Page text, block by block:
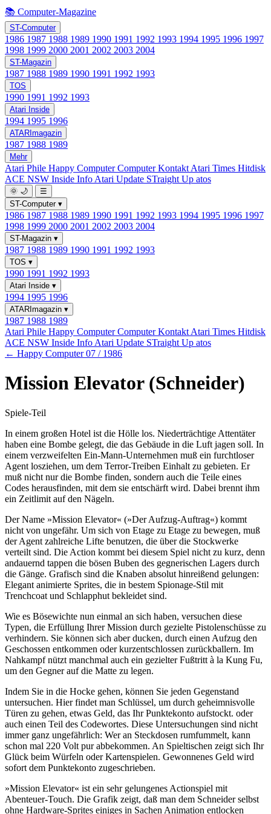
📚 Computer-Magazine
ST-Computer
1986 1987 1988 1989 1990 1991 1992 1993 1994 1995 1996 1997
1998 1999 2000 2001 2002 2003 2004
ST-Magazin
1987 1988 1989 1990 1991 1992 1993
TOS
1990 1991 1992 1993
Atari Inside
1994 1995 1996
ATARImagazin
1987 1988 1989
Mehr
Atari Phile Happy ComputerComputer Kontakt Atari Times Hitdisk
ACE NSW Inside Info Atari Update STraight Up atos
🌞 🌙
☰
ST-Computer ▾
1986 1987 1988 1989 1990 1991 1992 1993 1994 1995 1996 1997
1998 1999 2000 2001 2002 2003 2004
ST-Magazin ▾
1987 1988 1989 1990 1991 1992 1993
TOS ▾
1990 1991 1992 1993
Atari Inside ▾
1994 1995 1996
ATARImagazin ▾
1987 1988 1989
Atari Phile Happy ComputerComputer Kontakt Atari Times Hitdisk
ACE NSW Inside Info Atari Update STraight Up atos
← Happy Computer 07 / 1986
Mission Elevator (Schneider)
Spiele-Teil
In einem großen Hotel ist die Hölle los. Niederträchtige Attentäter
haben eine Bombe gelegt, die das Gebäude in die Luft jagen soll. In
einem verzweifelten Ein-Mann-Unternehmen muß ein furchtloser
Agent losziehen, um dem Terror-Treiben Einhalt zu gebieten. Er
muß nicht nur die Bombe finden, sondern auch die Teile eines
Codes herausfinden, mit dem sie entschärft wird. Dabei brennt ihm
ein Zeitlimit auf den Nägeln.
Der Name »Mission Elevator« (»Der Aufzug-Auftrag«) kommt
nicht von ungefähr. Um sich von Etage zu Etage zu bewegen, muß
der Agent zahlreiche Lifte benutzen, die über die Stockwerke
verteilt sind. Die Action kommt bei diesem Spiel nicht zu kurz, denn
andauernd tappen die bösen Buben des gegnerischen Lagers durch
die Gänge. Grafisch sind die Knaben absolut hinreißend gelungen:
Elegant animierte Sprites, die in bestem Spionage-Stil mit
Trenchcoat und Schlapphut bekleidet sind.
Wie es Bösewichte nun einmal an sich haben, versuchen diese
Typen, die Erfüllung Ihrer Mission durch gezielte Pistolenschüsse zu
verhindern. Sie können sich aber ducken, durch einen Aufzug den
Geschossen entkommen oder kurzentschlossen zurückballern. Im
Nahkampf nützt manchmal auch ein gezielter Fußtritt à la Kung Fu,
um den Gegner auf die Matte zu legen.
Indem Sie in die Hocke gehen, können Sie jeden Gegenstand
untersuchen. Hier findet man Schlüssel, um durch geheimnisvolle
Türen zu gehen, etwas Geld, das Ihr Punktekonto aufstockt. oder
auch einen Teil des Codewortes. Diese Untersuchungen sind nicht
immer ganz ungefährlich: Wer an Steckdosen rumfummelt, kann
schon mal 220 Volt pur abbekommen. An Spieltischen zeigt sich Ihr
Glück beim Würfeln oder Kartenspielen. Gewonnenes Geld wird
sofort dem Punktekonto zugeschrieben.
»Mission Elevator« ist ein sehr gelungenes Actionspiel mit
Abenteuer-Touch. Die Grafik zeigt, daß man dem Schneider selbst
ohne Hardware-Sprites einiges in Sachen Animation entlocken